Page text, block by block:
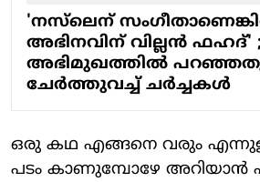
'നസ്‌ലെന്
അഭിനവിന് വില്ലന്‍ ഫഹദ്' ;
അഭിമുഖത്തില്‍
ചേര്‍ത്തുവച്ച് ചര്‍ച്ചകള്‍
ഒരു കഥ എങ്ങനെ വരും
പടം കാണുമ്പോഴേ അറിയാൻ